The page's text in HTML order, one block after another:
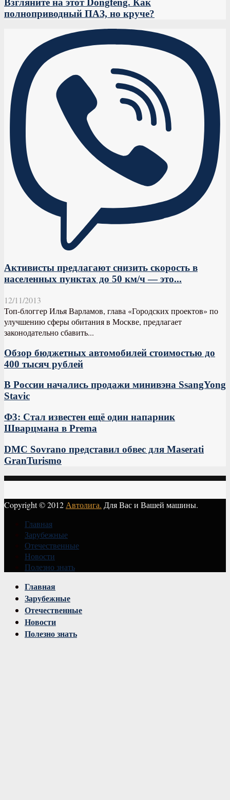
Взгляните на этот Dongfeng. Как
полноприводный ПАЗ, но круче?
Активисты предлагают снизить скорость в
населенных пунктах до 50 км/ч — это...
12/11/2013
Топ-блоггер Илья Варламов, глава «Городских проектов» по
улучшению сферы обитания в Москве, предлагает
законодательно сбавить...
Обзор бюджетных автомобилей стоимостью до
400 тысяч рублей
В России начались продажи минивэна SsangYong
Stavic
Ф3: Стал известен ещё один напарник
Шварцмана в Prema
DMC Sovrano представил обвес для Maserati
GranTurismo
Copyright © 2012Автолига. Для Вас и Вашей машины.
Главная
Зарубежные
Отечественные
Новости
Полезно знать
Главная
Зарубежные
Отечественные
Новости
Полезно знать